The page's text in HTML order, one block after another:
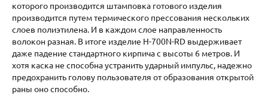
которого производится штамповка готового изделия
производится путем термического прессования нескольких
слоев полиэтилена. И в каждом слое направленность
волокон разная. В итоге изделие H-700N-RD выдерживает
даже падение стандартного кирпича с высоты 6 метров. И
хотя каска не способна устранить ударный импульс, надежно
предохранить голову пользователя от образования открытой
раны оно способно.